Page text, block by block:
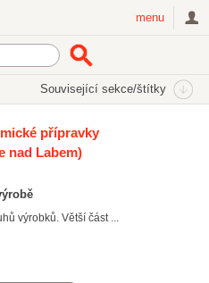
menu
Související sekce/štítky
Všechny související štítky
přípravky
nad Labem)
výrobků. Větší část ...